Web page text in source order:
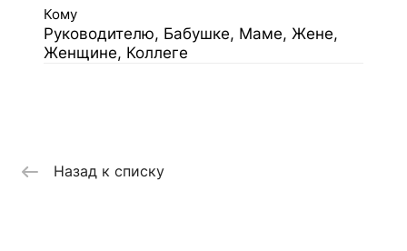
Кому
Руководителю, Бабушке, Маме, Жене,
Женщине, Коллеге
Назад к списку